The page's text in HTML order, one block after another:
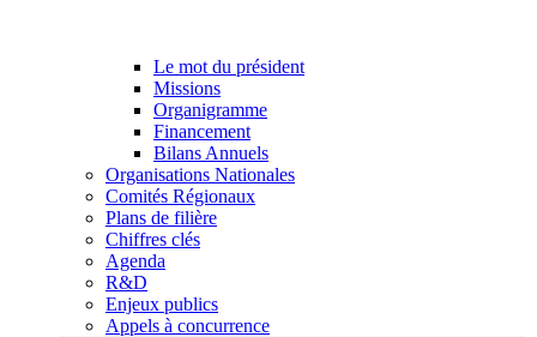
Le mot du président
Missions
Organigramme
Financement
Bilans Annuels
Organisations Nationales
Comités Régionaux
Plans de filière
Chiffres clés
Agenda
R&D
Enjeux publics
Appels à concurrence